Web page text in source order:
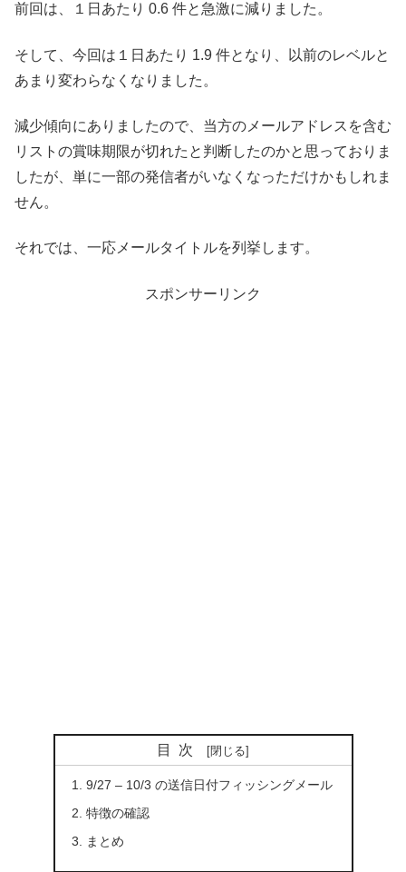
前回は、１日あたり 0.6 件と急激に減りました。
そして、今回は１日あたり 1.9 件となり、以前のレベルと
あまり変わらなくなりました。
減少傾向にありましたので、当方のメールアドレスを含む
リストの賞味期限が切れたと判断したのかと思っておりま
したが、単に一部の発信者がいなくなっただけかもしれま
せん。
それでは、一応メールタイトルを列挙します。
スポンサーリンク
目次
9/27 – 10/3 の送信日付フィッシングメール
特徴の確認
まとめ